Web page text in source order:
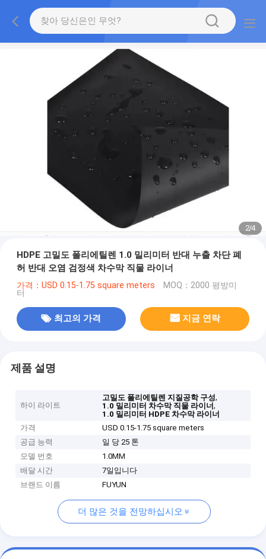
2/4
HDPE 고밀도 폴리에틸렌 1.0 밀리미터 반대 누출 차단 폐
허 반대 오염 검정색 차수막 직물 라이너
가격：USD 0.15-1.75 square meters MOQ：2000 평방미
터
최고의 가격 지금 연락
제품 설명
하이 라이트
고밀도 폴리에틸렌 지질공학 구성,
1.0 밀리미터 차수막 직물 라이너,
1.0 밀리미터 HDPE 차수막 라이너
가격
USD 0.15-1.75 square meters
공급 능력
일 당 25 톤
모델 번호
1.0MM
배달 시간
7일입니다
브랜드 이름
FUYUN
더 많은 것을 전망하십시오